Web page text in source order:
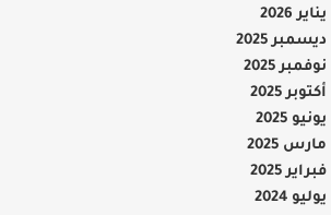
يناير 2026
ديسمبر 2025
نوفمبر 2025
أكتوبر 2025
يونيو 2025
مارس 2025
فبراير 2025
يوليو 2024